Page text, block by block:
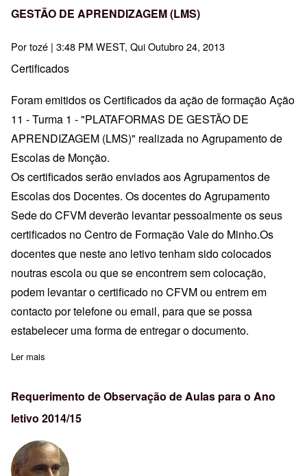
GESTÃO DE APRENDIZAGEM (LMS)
Portozé | 3:48 PM WEST, Qui Outubro 24, 2013
Certificados
Foram emitidos os Certificados da ação de formação Ação
11 - Turma 1 - "PLATAFORMAS DE GESTÃO DE
APRENDIZAGEM (LMS)" realizada no Agrupamento de
Escolas de Monção.
Os certificados serão enviados aos Agrupamentos de
Escolas dos Docentes. Os docentes do Agrupamento
Sede do CFVM deverão levantar pessoalmente os seus
certificados no Centro de Formação Vale do Minho.Os
docentes que neste ano letivo tenham sido colocados
noutras escola ou que se encontrem sem colocação,
podem levantar o certificado no CFVM ou entrem em
contacto por telefone ou email, para que se possa
estabelecer uma forma de entregar o documento.
Ler mais
Requerimento de Observação de Aulas para o Ano
letivo 2014/15